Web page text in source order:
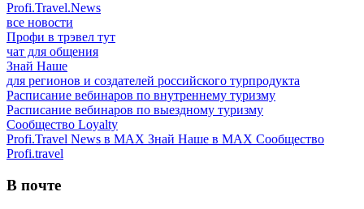
Profi.Travel.News
все новости
Профи в трэвел тут
чат для общения
Знай Наше
для регионов и создателей российского турпродукта
Расписание вебинаров по внутреннему туризму
Расписание вебинаров по выездному туризму
Сообщество Loyalty
Profi.Travel News в MAX Знай Наше в MAX Сообщество
Profi.travel
В почте